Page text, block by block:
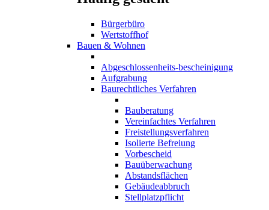
Bürgerbüro
Wertstoffhof
Bauen & Wohnen
Abgeschlossenheits-bescheinigung
Aufgrabung
Baurechtliches Verfahren
Bauberatung
Vereinfachtes Verfahren
Freistellungsverfahren
Isolierte Befreiung
Vorbescheid
Bauüberwachung
Abstandsflächen
Gebäudeabbruch
Stellplatzpflicht